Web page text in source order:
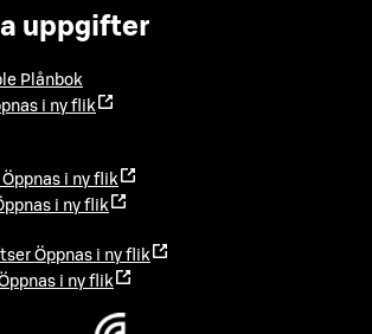
uppgifter
Plånbok
i ny flik
Öppnas i ny flik
i ny flik
Öppnas i ny flik
i ny flik